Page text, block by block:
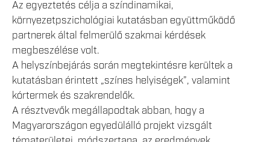
Az egyeztetés célja a színdinamikai,
környezetpszichológiai kutatásban együttműködő
partnerek által felmerülő szakmai kérdések
megbeszélése volt.
A helyszínbejárás során megtekintésre kerültek a
kutatásban érintett „színes helyiségek”, valamint
kórtermek és szakrendelők.
A résztvevők megállapodtak abban, hogy a
Magyarországon egyedülálló projekt vizsgált